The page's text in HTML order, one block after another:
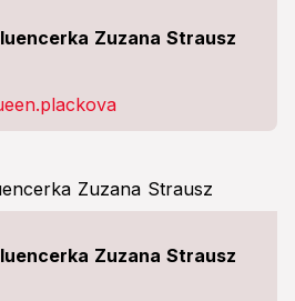
Zuzana Strausz
Zuzana Strausz